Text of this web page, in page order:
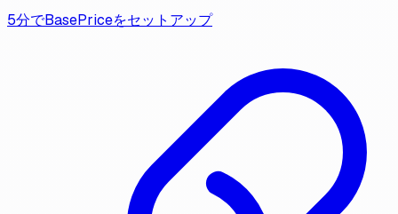
5分でBasePriceをセットアップ